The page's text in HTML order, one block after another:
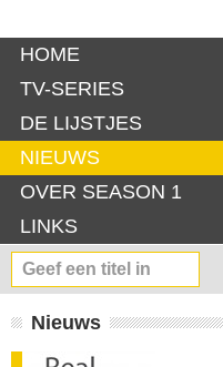
HOME
TV-SERIES
DE LIJSTJES
NIEUWS
OVER SEASON 1
LINKS
Nieuws